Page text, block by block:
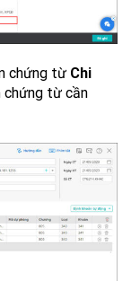
chứng từ Chi
chứng từ cần